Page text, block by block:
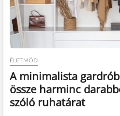
ÉLETMÓD
A minimalista
össze harminc
szóló ruhatárat